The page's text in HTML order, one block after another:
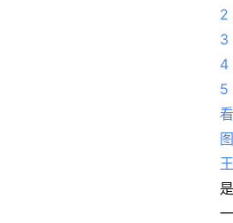
2
3
4
5
看
图
王
是
一